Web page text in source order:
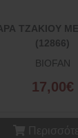
ΤΖΑΚΙΟΥ
(12866)
BIOFAN
17,00€